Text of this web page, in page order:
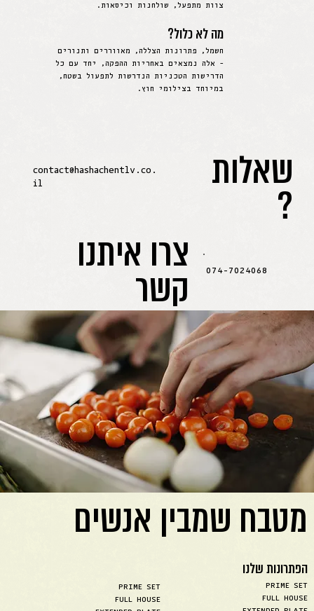
צוות מתפעל, שולחנות וכיסאות.
מה לא כלול?
חשמל, פתרונות הצללה, מאווררים ותנורים
- אלה נמצאים באחריות ההפקה, יחד עם כל
הדרישות הטכניות הנדרשות לתפעול בשטח,
במיוחד בצילומי חוץ.
contact@hashachentlv.co.
il
שאלות
?
צרו איתנו
קשר 074-7024068
מטבח שמבין אנשים
הפתרונות שלנו
PRIME SET
FULL HOUSE
PRIME SET
FULL HOUSE